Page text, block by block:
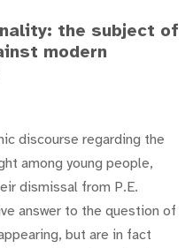
the subject of
modern
discourse regarding the
among young people,
dismissal from P.E.
answer to the question of
but are in fact